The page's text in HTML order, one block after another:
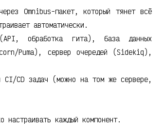
Omnibus-пакет, который тянет всё
автоматически.
обработка гита), база данных
Puma), сервер очередей (Sidekiq),
CI/CD задач (можно на том же сервере,
каждый компонент.